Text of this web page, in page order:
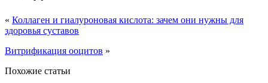
« Коллаген и гиалуроновая кислота: зачем они нужны для
здоровья суставов
Витрификация ооцитов »
Похожие статьи